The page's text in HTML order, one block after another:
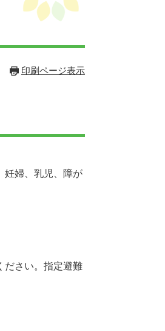
印刷ページ表示
妊婦、乳児、障が
ださい。指定避難